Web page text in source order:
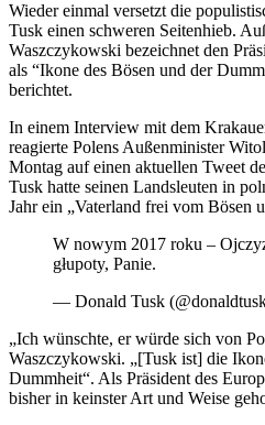
Wieder einmal versetzt die
Tusk einen schweren Seitenhieb.
Waszczykowski bezeichnet den
als “Ikone des Bösen und der
berichtet.
In einem Interview mit dem
reagierte Polens Außenminister
Montag auf einen aktuellen Tweet
Tusk hatte seinen Landsleuten in
Jahr ein „Vaterland frei vom Bösen
W nowym 2017 roku –
głupoty, Panie.
— Donald Tusk
„Ich wünschte, er würde sich von
Waszczykowski. „[Tusk ist] die
Dummheit“. Als Präsident des
bisher in keinster Art und Weise